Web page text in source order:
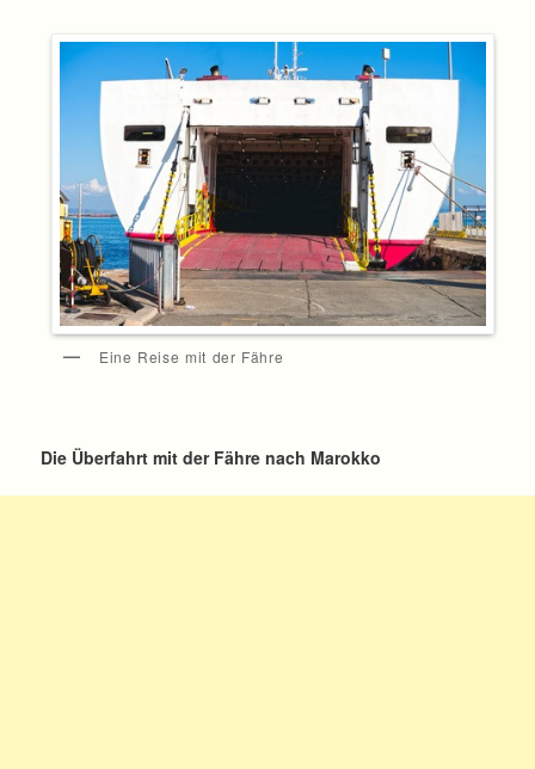
Eine Reise mit der Fähre
Die Überfahrt mit der Fähre nach Marokko